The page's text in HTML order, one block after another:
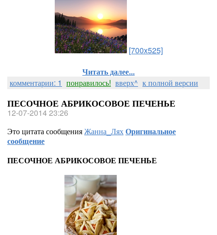
[700x525]
Читать далее...
комментарии: 1 понравилось! вверх^ к полной версии
ПЕСОЧНОЕ АБРИКОСОВОЕ ПЕЧЕНЬЕ
12-07-2014 23:26
Это цитата сообщенияЖанна_ЛяхОригинальное
сообщение
ПЕСОЧНОЕ АБРИКОСОВОЕ ПЕЧЕНЬЕ